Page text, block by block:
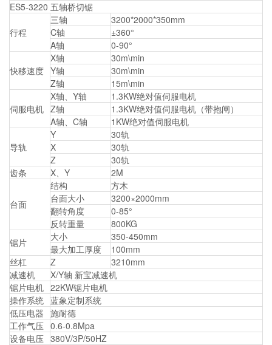
ES5-3220 五轴桥切锯
行程
三轴
3200*2000*350mm
C轴
±360°
A轴
0-90°
快移速度
X轴
30m\min
Y轴
30m\min
Z轴
15m\min
伺服电机
X轴、Y轴
1.3KW绝对值伺服电机
Z轴
1.3KW绝对值伺服电机（带抱闸）
A轴、C轴
1KW绝对值伺服电机
导轨
Y
30轨
X
30轨
Z
30轨
齿条
X、Y 2M
台面
结构
方木
台面大小
3200×2000mm
翻转角度
0-85°
反转重量
800KG
锯片
大小
350-450mm
最大加工厚度
100mm
丝杠
Z
3210mm
减速机
X/Y轴 新宝减速机
锯片电机 22KW锯片电机
操作系统 蓝象定制系统
低压电器 施耐德
工作气压 0.6-0.8Mpa
设备电压 380V/3P/50HZ